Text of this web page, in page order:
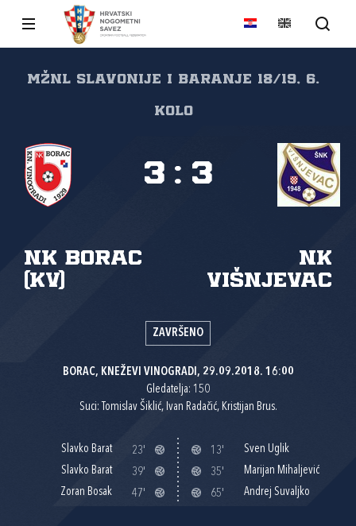
MŽNL Slavonije i Baranje 18/19, 6.
kolo
NK Borac
(KV)
NK
Višnjevac
3 : 3
ZAVRŠENO
BORAC, KNEŽEVI VINOGRADI, 29.09.2018. 16:00
Gledatelja: 150
Suci: Tomislav Šiklić, Ivan Radačić, Kristijan Brus.
Slavko Barat
23'
Slavko Barat
39'
Zoran Bosak
47'
13'
Sven Uglik
35'
Marijan Mihaljević
65'
Andrej Suvaljko